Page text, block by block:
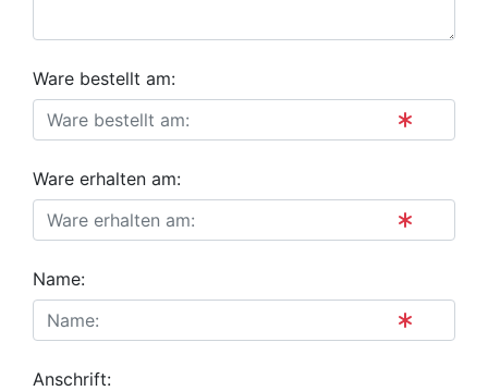
Ware bestellt am:
Ware erhalten am:
Name:
Anschrift: